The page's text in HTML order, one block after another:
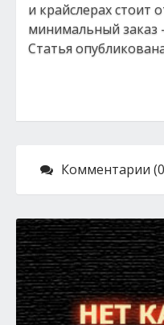
и крайслерах стоит
минимальный заказ
Статья
Комментарии